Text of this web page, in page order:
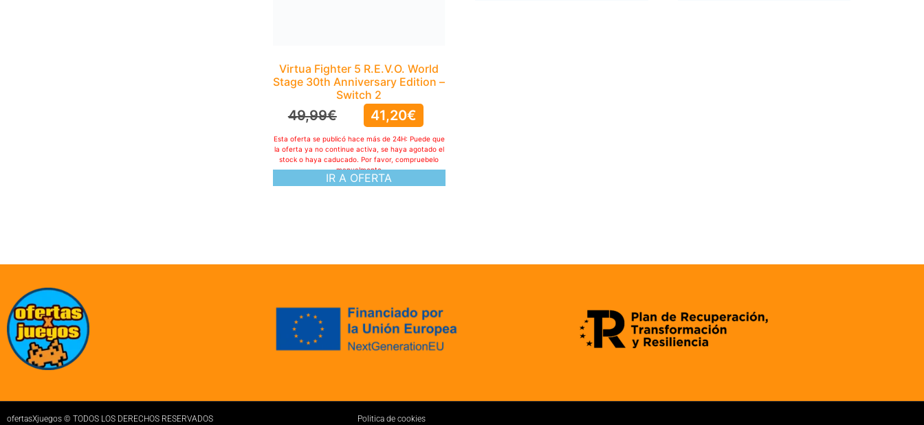
Virtua Fighter 5 R.E.V.O. World
Stage 30th Anniversary Edition –
Switch 2
49,99€ 41,20€
IR A OFERTA
Esta oferta se publicó hace más de 24H: Puede que
la oferta ya no continue activa, se haya agotado el
stock o haya caducado. Por favor, compruebelo
manualmente
ofertasXjuegos © TODOS LOS DERECHOS RESERVADOS Politica de cookies